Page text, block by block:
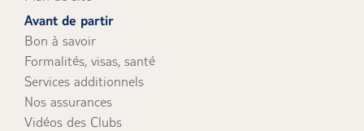
Avant de partir
Bon à savoir
Formalités, visas, santé
Services additionnels
Nos assurances
Vidéos des Clubs